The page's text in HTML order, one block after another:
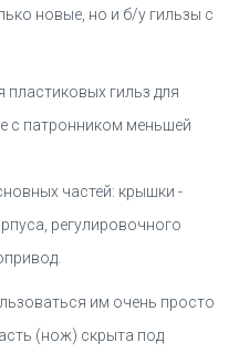
новые, но и б/у гильзы с
пластиковых гильз для
с патронником меньшей
частей: крышки -
регулировочного
им очень просто
(нож) скрыта под